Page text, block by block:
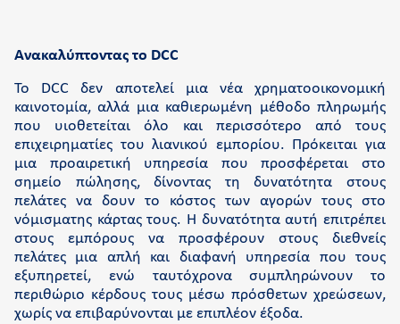
Cardlink academy
Πληρωμή Cardlink Τιμολογίου
Ανακαλύπτοντας το DCC
Το DCC δεν αποτελεί μια νέα χρηματοοικονομική
καινοτομία, αλλά μια καθιερωμένη μέθοδο πληρωμής
που υιοθετείται όλο και περισσότερο από τους
επιχειρηματίες του λιανικού εμπορίου. Πρόκειται για
μια προαιρετική υπηρεσία που προσφέρεται στο
σημείο πώλησης, δίνοντας τη δυνατότητα στους
πελάτες να δουν το κόστος των αγορών τους στο
νόμισματης κάρτας τους. Η δυνατότητα αυτή επιτρέπει
στους εμπόρους να προσφέρουν στους διεθνείς
πελάτες μια απλή και διαφανή υπηρεσία που τους
εξυπηρετεί, ενώ ταυτόχρονα συμπληρώνουν το
περιθώριο κέρδους τους μέσω πρόσθετων χρεώσεων,
χωρίς να επιβαρύνονται με επιπλέον έξοδα.